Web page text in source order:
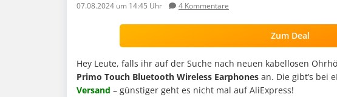
07.08.2024 um 14:45 Uhr 4 Kommentare
Zum Deal
Hey Leute, falls ihr auf der Suche nach neuen kabellosen
Primo Touch Bluetooth Wireless Earphones an. Die gibt’s bei
Versand – günstiger geht es nicht mal auf AliExpress!